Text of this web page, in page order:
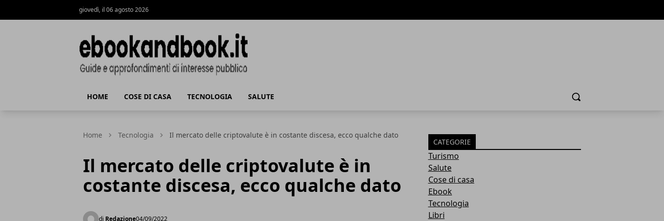
giovedì, il 06 agosto 2026
HOME COSE DI CASA TECNOLOGIA SALUTE Cerca
Home Tecnologia Il mercato delle criptovalute è in costante discesa, ecco qualche dato
Il mercato delle criptovalute è in
costante discesa, ecco qualche dato
di Redazione04/09/2022
CATEGORIE
Turismo
Salute
Cose di casa
Ebook
Tecnologia
Libri